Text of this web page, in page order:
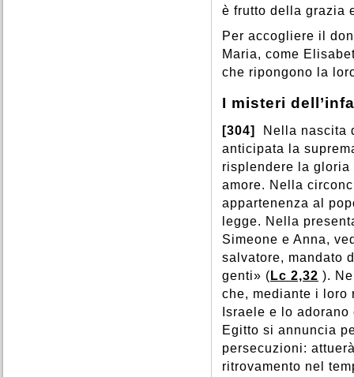
è frutto della grazia
Per accogliere il
Maria, come
che ripongono la
I misteri
[304]
Nella nascita
anticipata la
risplendere la
amore. Nella
appartenenza al
legge. Nella
Simeone e Anna,
salvatore, mandato
genti» ( Lc 2,32 ).
che, mediante i loro
Israele e lo
Egitto si annuncia
persecuzioni:
ritrovamento nel